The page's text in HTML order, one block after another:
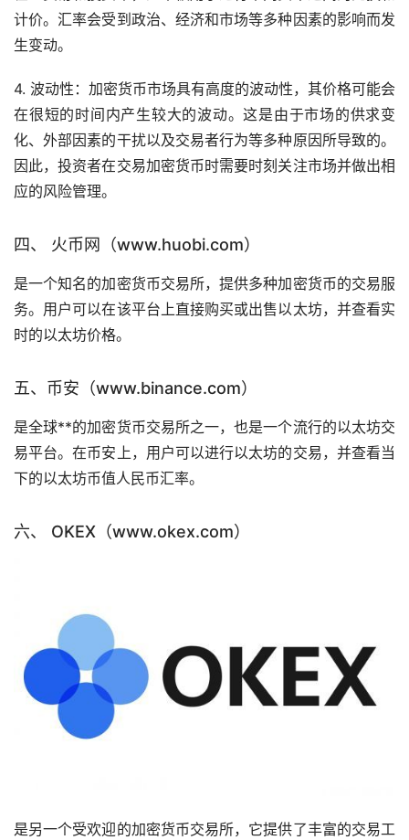
计价。汇率会受到政治、经济和市场等多种因素的影响而发
生变动。
4. 波动性：加密货币市场具有高度的波动性，其价格可能会
在很短的时间内产生较大的波动。这是由于市场的供求变
化、外部因素的干扰以及交易者行为等多种原因所导致的。
因此，投资者在交易加密货币时需要时刻关注市场并做出相
应的风险管理。
四、 火币网（www.huobi.com）
是一个知名的加密货币交易所，提供多种加密货币的交易服
务。用户可以在该平台上直接购买或出售以太坊，并查看实
时的以太坊价格。
五、币安（www.binance.com）
是全球**的加密货币交易所之一，也是一个流行的以太坊交
易平台。在币安上，用户可以进行以太坊的交易，并查看当
下的以太坊币值人民币汇率。
六、 OKEX（www.okex.com）
是另一个受欢迎的加密货币交易所，它提供了丰富的交易工